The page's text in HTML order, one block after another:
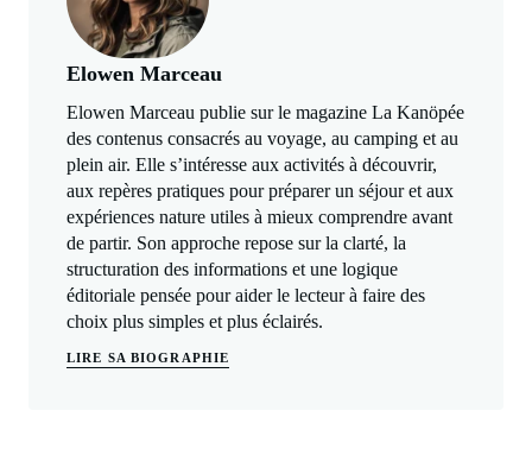
Elowen Marceau
Elowen Marceau publie sur le magazine La Kanöpée
des contenus consacrés au voyage, au camping et au
plein air. Elle s’intéresse aux activités à découvrir,
aux repères pratiques pour préparer un séjour et aux
expériences nature utiles à mieux comprendre avant
de partir. Son approche repose sur la clarté, la
structuration des informations et une logique
éditoriale pensée pour aider le lecteur à faire des
choix plus simples et plus éclairés.
LIRE SA BIOGRAPHIE